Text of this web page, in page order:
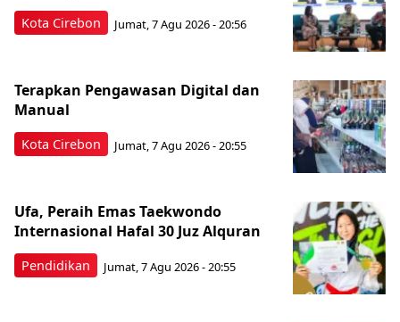
Kota Cirebon Jumat, 7 Agu 2026 - 20:56
Kota Cirebon
Terapkan Pengawasan Digital dan
Manual
Jumat, 7 Agu 2026 - 20:55
Pendidikan
Ufa, Peraih Emas Taekwondo
Internasional Hafal 30 Juz Alquran
Jumat, 7 Agu 2026 - 20:55